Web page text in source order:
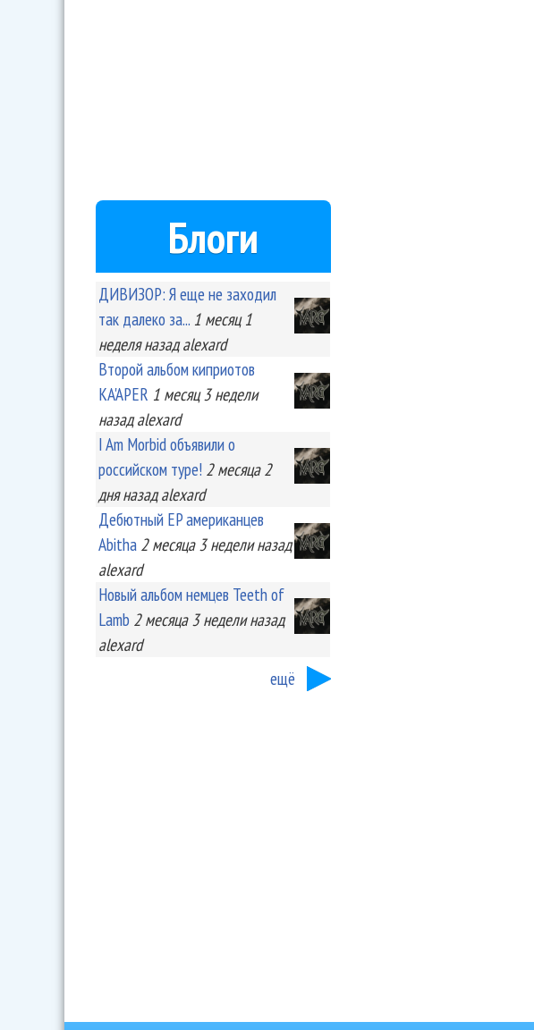
Блоги
ДИВИЗОР: Я еще не заходил
так далеко за... 1 месяц 1
неделяназад alexard
Второй альбом киприотов
KA'APER 1 месяц 3 недели
назад alexard
I Am Morbid объявили о
российском туре! 2 месяца 2
дняназад alexard
Дебютный EP американцев
Abitha 2 месяца 3 неделиназад
alexard
Новый альбом немцев Teeth of
Lamb 2 месяца 3 неделиназад
alexard
ещё